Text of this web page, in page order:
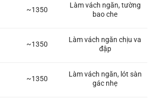
~1350
Làm vách ngăn, tường
bao che
~1350
Làm vách ngăn chịu va
đập
~1350
Làm vách ngăn, lót sàn
gác nhẹ